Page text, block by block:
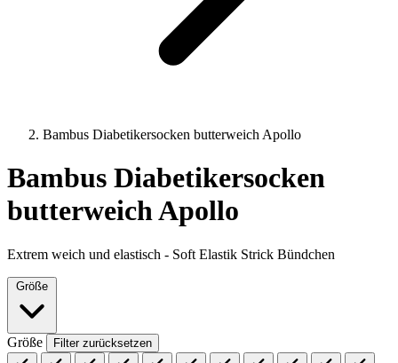
Bambus Diabetikersocken butterweich Apollo
Bambus Diabetikersocken
butterweich Apollo
Extrem weich und elastisch - Soft Elastik Strick Bündchen
Größe
Größe Filter zurücksetzen